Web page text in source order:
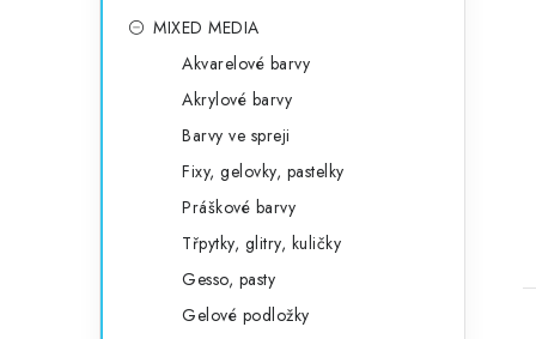
MIXED MEDIA
Akvarelové barvy
Akrylové barvy
Barvy ve spreji
Fixy, gelovky, pastelky
Práškové barvy
Třpytky, glitry, kuličky
Gesso, pasty
Gelové podložky